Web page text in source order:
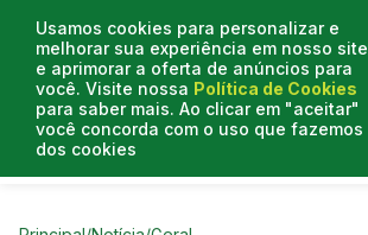
Usamos cookies para personalizar e
melhorar sua experiência em nosso site
e aprimorar a oferta de anúncios para
você. Visite nossa Política de Cookies
para saber mais. Ao clicar em "aceitar"
você concorda com o uso que fazemos
dos cookies
Curtas do Poder